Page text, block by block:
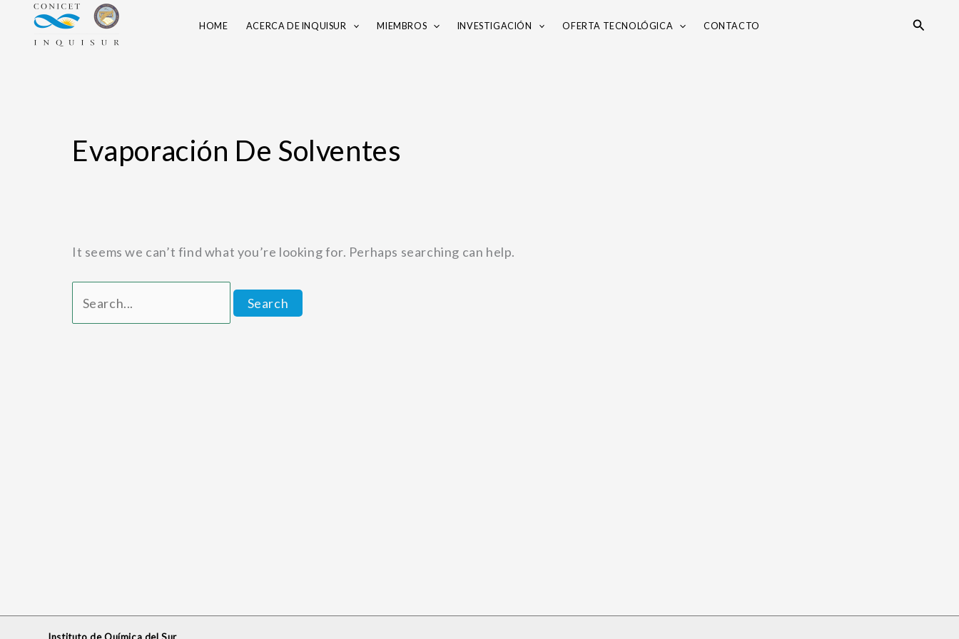
HOME ACERCA DE INQUISUR MIEMBROS INVESTIGACIÓN OFERTA TECNOLÓGICA CONTACTO Search
Evaporación De Solventes
It seems we can’t find what you’re looking for. Perhaps searching can help.
Search
for:
Instituto de Química del Sur